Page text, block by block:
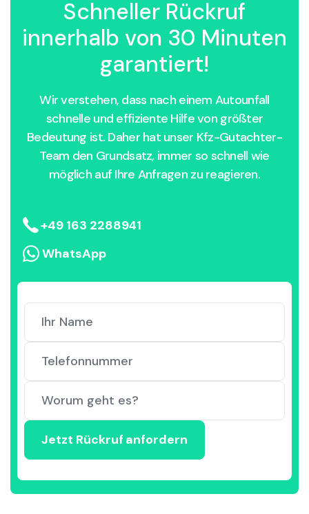
Schneller Rückruf
innerhalb von 30 Minuten
garantiert!
Wir verstehen, dass nach einem Autounfall
schnelle und effiziente Hilfe von größter
Bedeutung ist. Daher hat unser Kfz-Gutachter-
Team den Grundsatz, immer so schnell wie
möglich auf Ihre Anfragen zu reagieren.
+49 163 2288941
WhatsApp